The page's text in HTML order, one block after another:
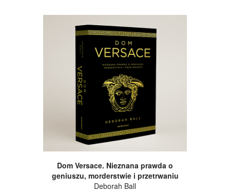
Dom Versace. Nieznana prawda o
geniuszu, morderstwie i przetrwaniu
Deborah Ball